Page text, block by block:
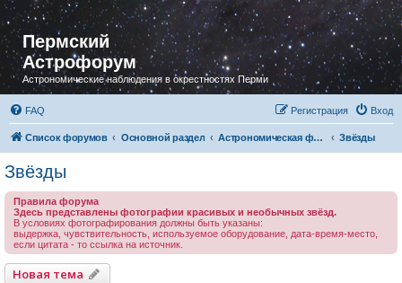
Пермский
Астрофорум
Астрономические наблюдения в окрестностях Перми
FAQ Вход
Регистрация
Список форумов Основной раздел Астрономическая фотография Звёзды
Звёзды
Правила форума
Здесь представлены фотографии красивых и необычных звёзд.
В условиях фотографирования должны быть указаны:
выдержка, чувствительность, используемое оборудование, дата-время-место,
если цитата - то ссылка на источник.
Новая тема